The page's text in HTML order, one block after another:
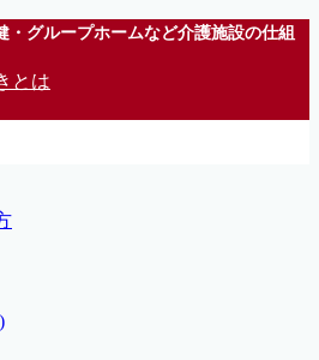
・グループホームなど介護施設の仕組
とは